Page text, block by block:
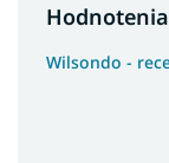
Wilsondo -